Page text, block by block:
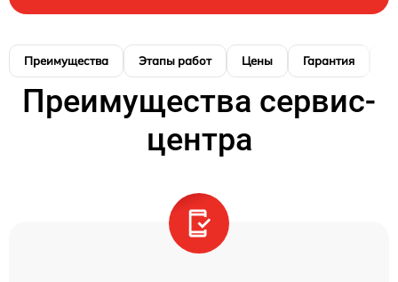
Преимущества Этапы работ Цены Гарантия
Преимущества сервис-
центра